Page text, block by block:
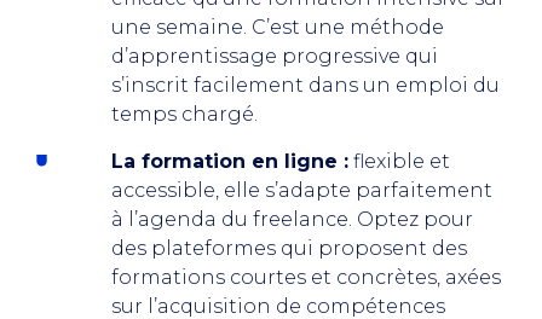
une semaine. C’est une méthode
d’apprentissage progressive qui
s’inscrit facilement dans un emploi du
temps chargé.
La formation en ligne : flexible et
accessible, elle s’adapte parfaitement
à l’agenda du freelance. Optez pour
des plateformes qui proposent des
formations courtes et concrètes, axées
sur l’acquisition de compétences